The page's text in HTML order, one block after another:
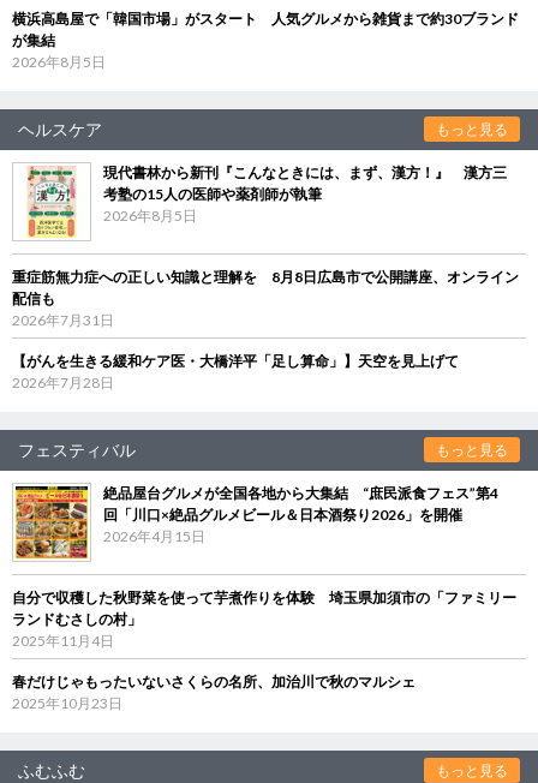
横浜高島屋で「韓国市場」がスタート 人気グルメから雑貨まで約30ブランド
が集結
2026年8月5日
ヘルスケア もっと見る
現代書林から新刊『こんなときには、まず、漢方！』 漢方三
考塾の15人の医師や薬剤師が執筆
2026年8月5日
重症筋無力症への正しい知識と理解を 8月8日広島市で公開講座、オンライン
配信も
2026年7月31日
【がんを生きる緩和ケア医・大橋洋平「足し算命」】天空を見上げて
2026年7月28日
フェスティバル もっと見る
絶品屋台グルメが全国各地から大集結 “庶民派食フェス”第4
回「川口×絶品グルメビール＆日本酒祭り2026」を開催
2026年4月15日
自分で収穫した秋野菜を使って芋煮作りを体験 埼玉県加須市の「ファミリー
ランドむさしの村」
2025年11月4日
春だけじゃもったいないさくらの名所、加治川で秋のマルシェ
2025年10月23日
ふむふむ もっと見る